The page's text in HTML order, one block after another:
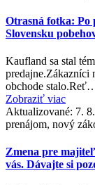
Otrasná fotka: Po
Slovensku
Kaufland sa stal
predajne.Zákazníci
obchode
Zobraziť viac
Aktualizované: 7.
prenájom, nový
Zmena pre
vás. Dávajte si